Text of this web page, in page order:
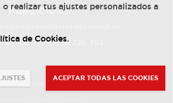
PUBLICIDAD:
126 573/670 726 392
o realizar tus ajustes personalizados a
de Cookies.
ACEPTAR TODAS LAS COOKIES